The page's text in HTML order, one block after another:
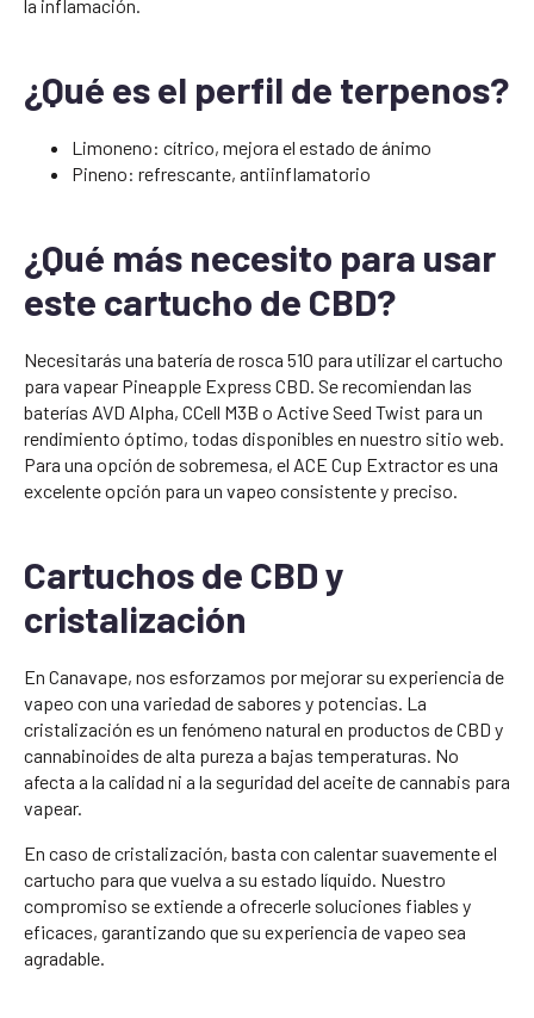
la inflamación.
¿Qué es el perfil de terpenos?
Limoneno: cítrico, mejora el estado de ánimo
Pineno: refrescante, antiinflamatorio
¿Qué más necesito para usar
este cartucho de CBD?
Necesitarás una batería de rosca 510 para utilizar el cartucho
para vapear Pineapple Express CBD. Se recomiendan las
baterías AVD Alpha, CCell M3B o Active Seed Twist para un
rendimiento óptimo, todas disponibles en nuestro sitio web.
Para una opción de sobremesa, el ACE Cup Extractor es una
excelente opción para un vapeo consistente y preciso.
Cartuchos de CBD y
cristalización
En Canavape, nos esforzamos por mejorar su experiencia de
vapeo con una variedad de sabores y potencias. La
cristalización es un fenómeno natural en productos de CBD y
cannabinoides de alta pureza a bajas temperaturas. No
afecta a la calidad ni a la seguridad del aceite de cannabis para
vapear.
En caso de cristalización, basta con calentar suavemente el
cartucho para que vuelva a su estado líquido. Nuestro
compromiso se extiende a ofrecerle soluciones fiables y
eficaces, garantizando que su experiencia de vapeo sea
agradable.